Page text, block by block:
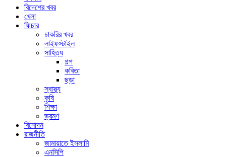
বিদেশের খবর
খেলা
ফিচার
চাকরির খবর
লাইফস্টাইল
সাহিত্য
গল্প
কবিতা
ছড়া
স্বাস্থ্য
কৃষি
শিক্ষা
ভ্রমণ
বিনোদন
রাজনীতি
জামায়াতে ইসলামি
এনসিপি